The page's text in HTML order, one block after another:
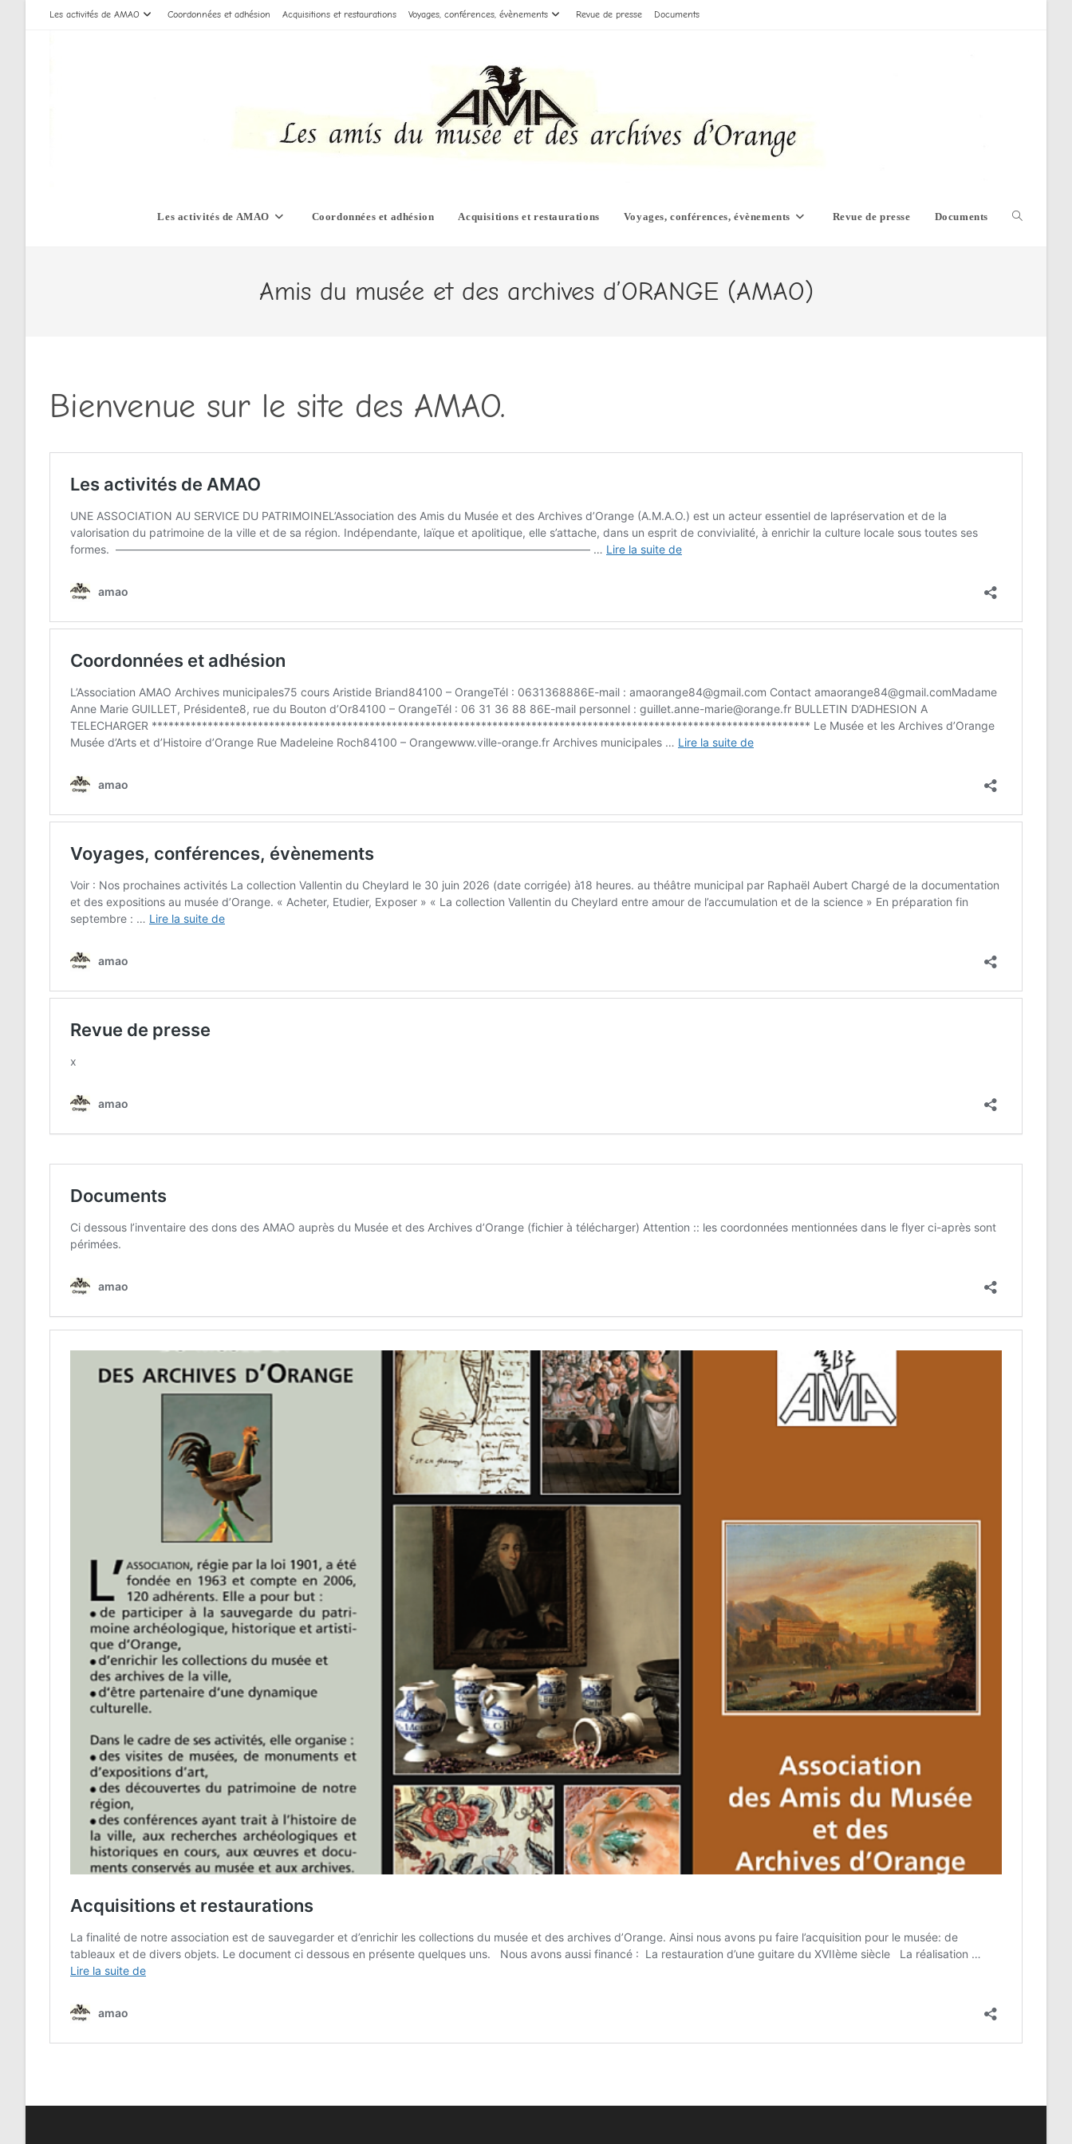
Les activités de AMAO Coordonnées et adhésion Acquisitions et restaurations Voyages, conférences, évènements Revue de presse Documents
Les activités de AMAO Coordonnées et adhésion Acquisitions et restaurations Voyages, conférences, évènements Revue de presse Documents Toggle
Amis du musée et des archives d’ORANGE (AMAO)
Bienvenue sur le site des AMAO.